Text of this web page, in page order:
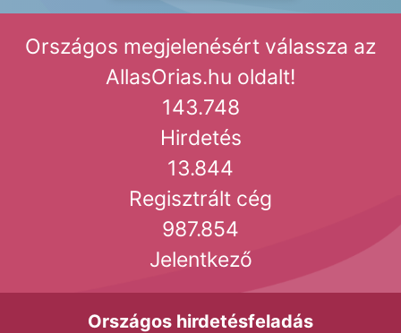
Országos megjelenésért válassza az
AllasOrias.hu oldalt!
143.748
Hirdetés
13.844
Regisztrált cég
987.854
Jelentkező
Országos hirdetésfeladás